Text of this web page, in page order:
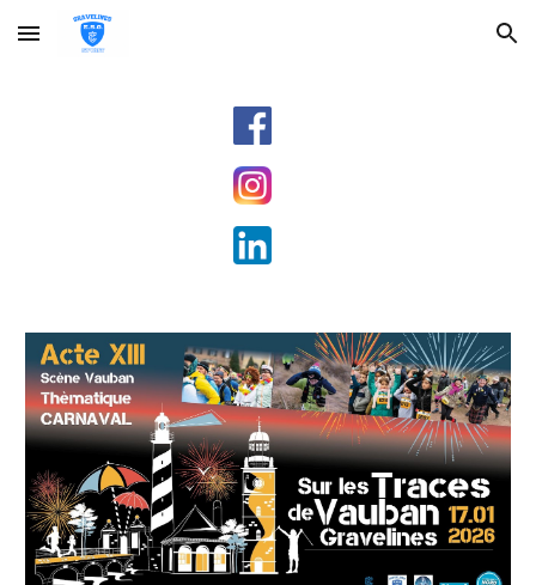
Skip to main content Skip to navigation